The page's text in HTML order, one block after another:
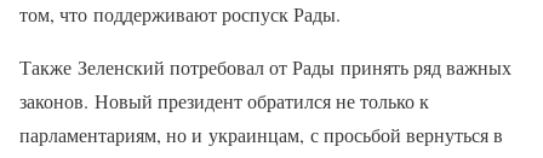
том, что поддерживают роспуск Рады.
Также Зеленский потребовал от Рады принять ряд важных
законов. Новый президент обратился не только к
парламентариям, но и украинцам, с просьбой вернуться в